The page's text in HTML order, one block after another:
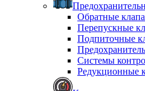
Обратные
Перепускные
Подпиточные
Системы
Редукционные